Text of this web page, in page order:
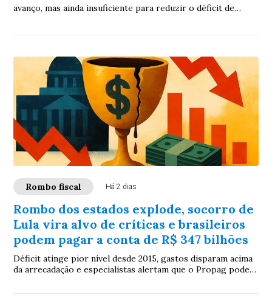
avanço, mas ainda insuficiente para reduzir o déficit de
Rombo fiscal Há 2 dias
Rombo dos estados explode, socorro de
Lula vira alvo de críticas e brasileiros
podem pagar a conta de R$ 347 bilhões
Déficit atinge pior nível desde 2015, gastos disparam acima
da arrecadação e especialistas alertam que o Propag pode
contribuinte amanhã